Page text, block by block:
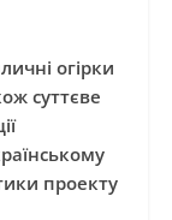
огірки
суттєве
проекту